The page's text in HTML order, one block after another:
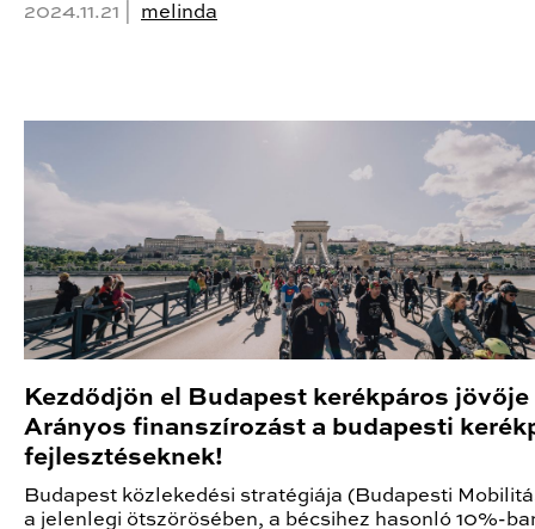
2024.11.21 | melinda
Kezdődjön el Budapest kerékpáros jövője
Arányos finanszírozást a budapesti
fejlesztéseknek!
Budapest közlekedési stratégiája (Budapesti
a jelenlegi ötszörösében, a bécsihez hasonló 10%-